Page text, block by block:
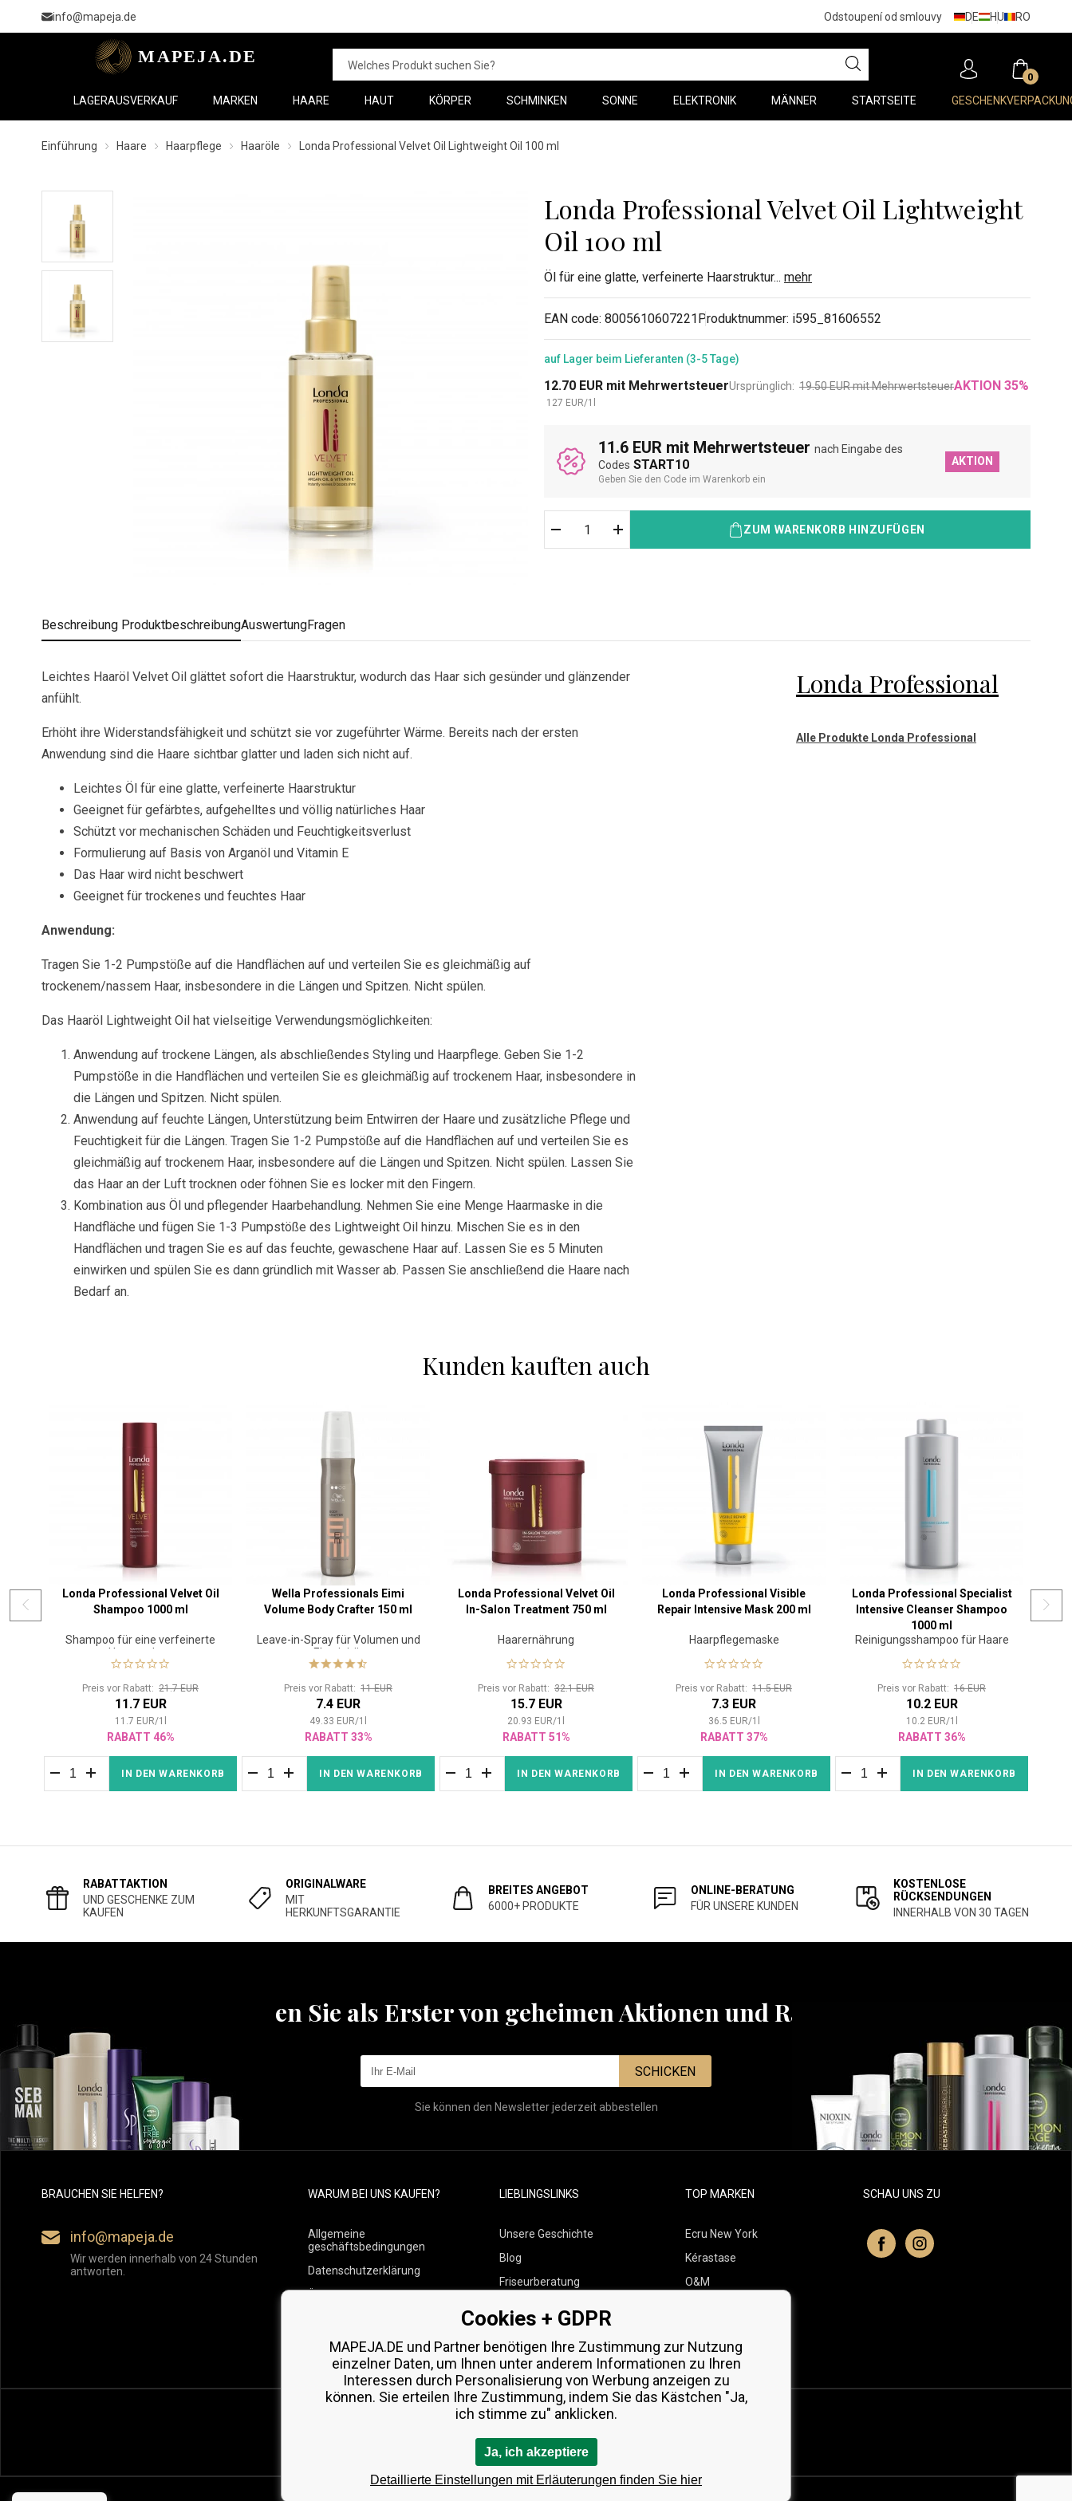
info@mapeja.de Odstoupení od smlouvy DE HU RO
0
LAGERAUSVERKAUF MARKEN HAARE HAUT KÖRPER SCHMINKEN SONNE ELEKTRONIK MÄNNER STARTSEITE
Einführung Haare Haarpflege Haaröle Londa Professional Velvet Oil Lightweight Oil 100 ml
Londa Professional Velvet Oil Lightweight
Oil 100 ml
Öl für eine glatte, verfeinerte Haarstruktur... mehr
EAN code: 8005610607221Produktnummer: i595_81606552
auf Lager beim Lieferanten (3-5 Tage)
12.70 EUR mit Mehrwertsteuer
127 EUR/1
Ursprünglich: 19.50EURmit MehrwertsteuerAKTION 35%
11.6 EUR mit Mehrwertsteuer nach Eingabe des
Codes START10
Geben Sie den Code im Warenkorb ein
AKTION
ZUM WARENKORB HINZUFÜGEN
Beschreibung ProduktbeschreibungAuswertungFragen
Leichtes Haaröl Velvet Oil glättet sofort die Haarstruktur, wodurch das Haar sich gesünder und glänzender
anfühlt.
Erhöht ihre Widerstandsfähigkeit und schützt sie vor zugeführter Wärme. Bereits nach der ersten
Anwendung sind die Haare sichtbar glatter und laden sich nicht auf.
Leichtes Öl für eine glatte, verfeinerte Haarstruktur
Geeignet für gefärbtes, aufgehelltes und völlig natürliches Haar
Schützt vor mechanischen Schäden und Feuchtigkeitsverlust
Formulierung auf Basis von Arganöl und Vitamin E
Das Haar wird nicht beschwert
Geeignet für trockenes und feuchtes Haar
Anwendung:
Tragen Sie 1-2 Pumpstöße auf die Handflächen auf und verteilen Sie es gleichmäßig auf
trockenem/nassem Haar, insbesondere in die Längen und Spitzen. Nicht spülen.
Das Haaröl Lightweight Oil hat vielseitige Verwendungsmöglichkeiten:
Anwendung auf trockene Längen, als abschließendes Styling und Haarpflege. Geben Sie 1-2
Pumpstöße in die Handflächen und verteilen Sie es gleichmäßig auf trockenem Haar, insbesondere in
die Längen und Spitzen. Nicht spülen.
Anwendung auf feuchte Längen, Unterstützung beim Entwirren der Haare und zusätzliche Pflege und
Feuchtigkeit für die Längen. Tragen Sie 1-2 Pumpstöße auf die Handflächen auf und verteilen Sie es
gleichmäßig auf trockenem Haar, insbesondere auf die Längen und Spitzen. Nicht spülen. Lassen Sie
das Haar an der Luft trocknen oder föhnen Sie es locker mit den Fingern.
Kombination aus Öl und pflegender Haarbehandlung. Nehmen Sie eine Menge Haarmaske in die
Handfläche und fügen Sie 1-3 Pumpstöße des Lightweight Oil hinzu. Mischen Sie es in den
Handflächen und tragen Sie es auf das feuchte, gewaschene Haar auf. Lassen Sie es 5 Minuten
einwirken und spülen Sie es dann gründlich mit Wasser ab. Passen Sie anschließend die Haare nach
Bedarf an.
Londa Professional
Alle Produkte Londa Professional
Kunden kauften auch
Londa Professional Velvet Oil
Shampoo 1000 ml
Shampoo für eine verfeinerte
Haarstruktur
Preis vor Rabatt: 21.7 EUR
11.7 EUR
11.7 EUR/1
RABATT 46%
IN DEN WARENKORB
Wella Professionals Eimi
Volume Body Crafter 150 ml
Leave-in-Spray für Volumen und
Elastizität
Preis vor Rabatt: 11 EUR
7.4 EUR
49.33 EUR/1
RABATT 33%
IN DEN WARENKORB
Londa Professional Velvet Oil
In-Salon Treatment 750 ml
Haarernährung
Preis vor Rabatt: 32.1 EUR
15.7 EUR
20.93 EUR/1
RABATT 51%
IN DEN WARENKORB
Londa Professional Visible
Repair Intensive Mask 200 ml
Haarpflegemaske
Preis vor Rabatt: 11.5 EUR
7.3 EUR
36.5 EUR/1
RABATT 37%
IN DEN WARENKORB
Londa Professional Specialist
Intensive Cleanser Shampoo
1000 ml
Reinigungsshampoo für Haare
Preis vor Rabatt: 16 EUR
10.2 EUR
10.2 EUR/1
RABATT 36%
IN DEN WARENKORB
RABATTAKTION
UND GESCHENKE ZUM
KAUFEN
ORIGINALWARE
MIT
HERKUNFTSGARANTIE
BREITES ANGEBOT
6000+ PRODUKTE
ONLINE-BERATUNG
FÜR UNSERE KUNDEN
KOSTENLOSE
RÜCKSENDUNGEN
INNERHALB VON 30 TAGEN
Erfahren Sie als Erster von geheimen Aktionen und Rabatten
SCHICKEN
Sie können den Newsletter jederzeit abbestellen
BRAUCHEN SIE HELFEN?
info@mapeja.de
Wir werden innerhalb von 24 Stunden
antworten.
WARUM BEI UNS KAUFEN?
Allgemeine
geschäftsbedingungen
Datenschutzerklärung
Übersicht über Zahlungen und
LIEBLINGSLINKS
Unsere Geschichte
Blog
Friseurberatung
Kostenlose Produktproben
TOP MARKEN
Ecru New York
Kérastase
O&M
Zenz Organic
SCHAU UNS ZU
Cookies + GDPR
MAPEJA.DE und Partner benötigen Ihre Zustimmung zur Nutzung
einzelner Daten, um Ihnen unter anderem Informationen zu Ihren
Interessen durch Personalisierung von Werbung anzeigen zu
können. Sie erteilen Ihre Zustimmung, indem Sie das Kästchen "Ja,
ich stimme zu" anklicken.
Ja, ich akzeptiere
Detaillierte Einstellungen mit Erläuterungen finden Sie hier